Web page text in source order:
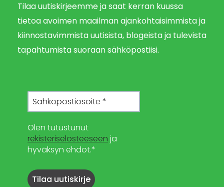
Tilaa uutiskirjeemme ja saat kerran kuussa
tietoa avoimen maailman ajankohtaisimmista ja
kiinnostavimmista uutisista, blogeista ja tulevista
tapahtumista suoraan sähköpostiisi.
Olen tutustunut
rekisteriselosteeseen ja
hyväksyn ehdot.*